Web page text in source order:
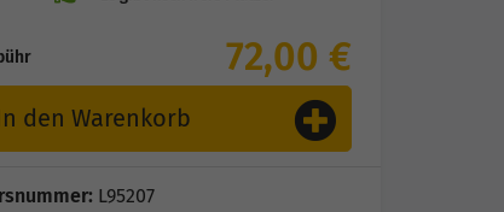
72,00 €
den Warenkorb
L95207